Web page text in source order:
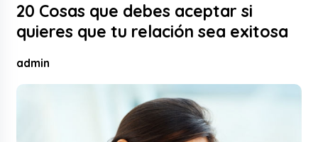
20 Cosas que debes aceptar si
quieres que tu relación sea exitosa
admin